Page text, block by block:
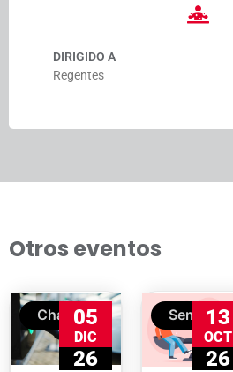
DIRIGIDO A
Regentes
Otros eventos
Charla05
DIC
26
Seminario
13
OCT
26